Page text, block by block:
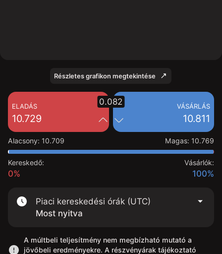
Részletes grafikon megtekintése
ELADÁS
10.729
VÁSÁRLÁS
10.811
0.082
Alacsony: 10.709 Magas: 10.769
Kereskedő:
0%
Vásárlók:
100%
Piaci kereskedési órák (UTC)
Most nyitva
A múltbeli teljesítmény nem megbízható mutató a
jövőbeli eredményekre. A részvényárak tájékoztató